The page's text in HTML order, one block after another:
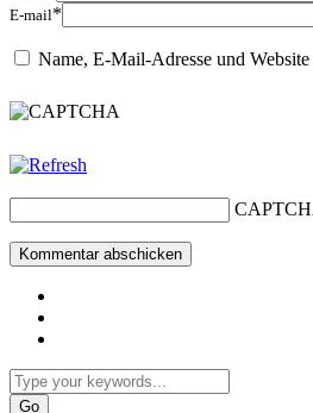
E-mail*
Name, E-Mail-Adresse und